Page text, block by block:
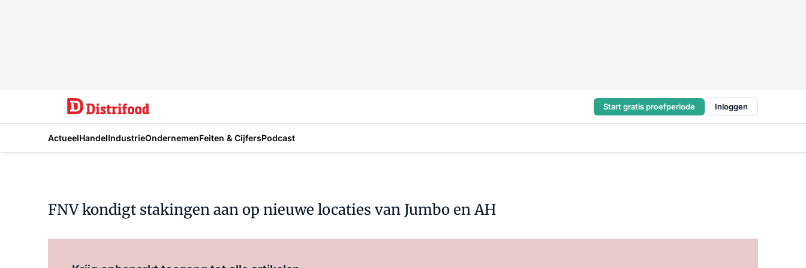
Start gratis proefperiode Inloggen
ActueelHandelIndustrieOndernemenFeiten & CijfersPodcast
FNV kondigt stakingen aan op nieuwe locaties van Jumbo en AH